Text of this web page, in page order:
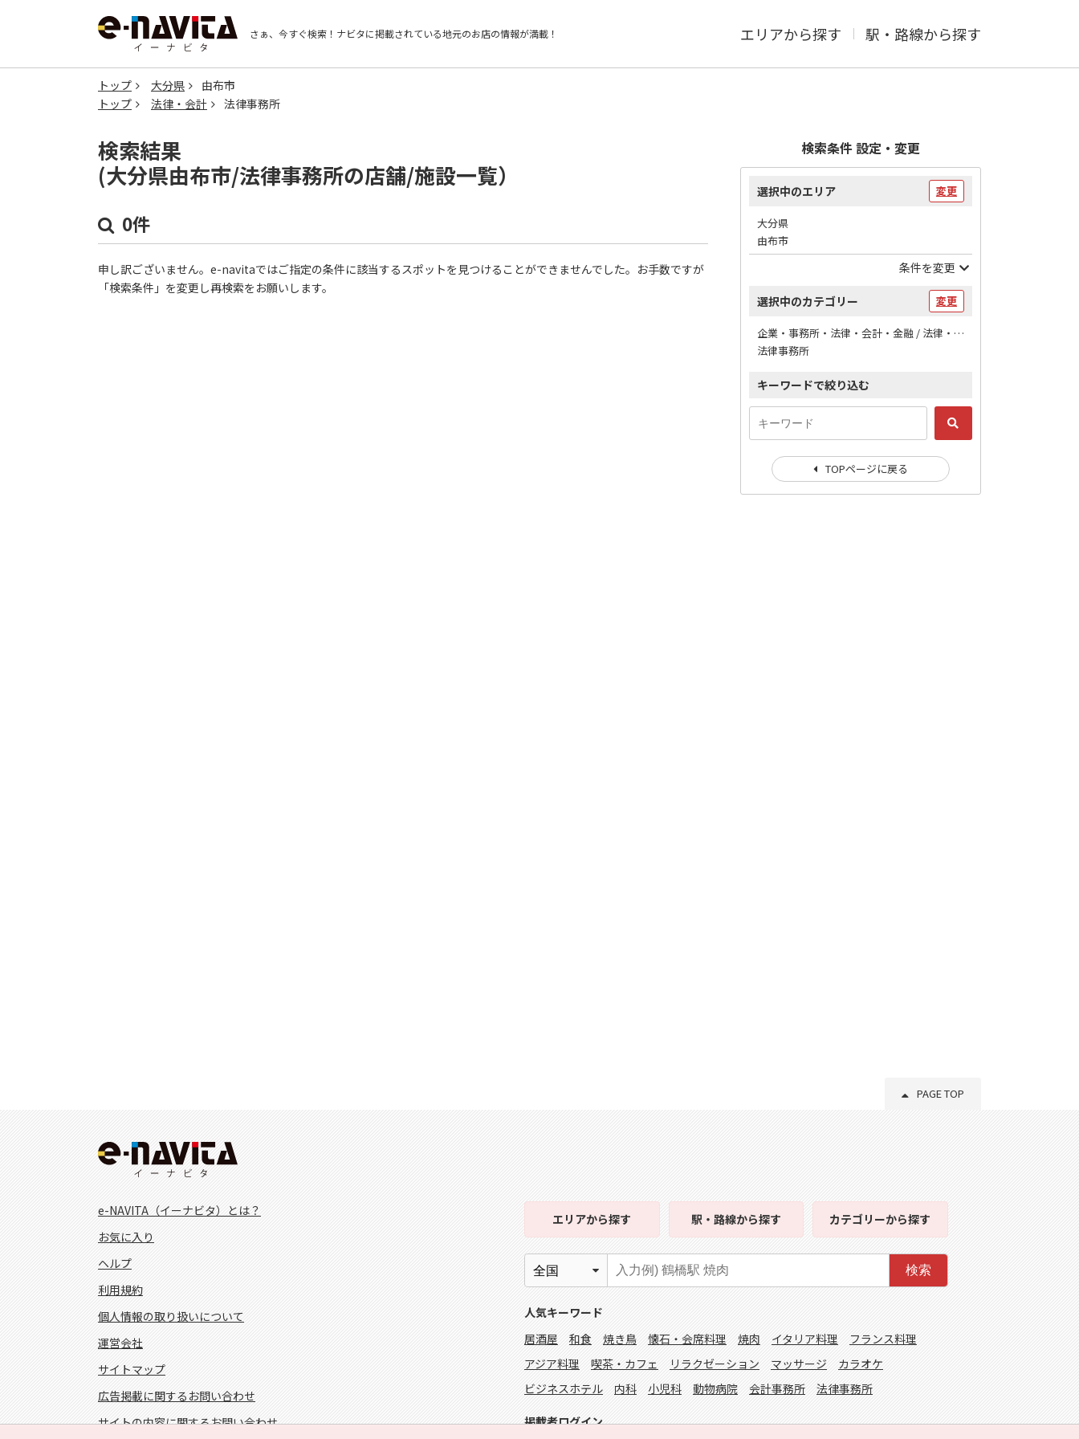
さぁ、今すぐ検索！ ナビタに掲載されている地元のお店の情報が満載！ エリアから探す 駅・路線から探す
トップ 大分県
由布市
トップ
法律・会計 法律事務所
検索結果
(大分県由布市/法律事務所の店舗/施設一覧）
0件
申し訳ございません。e-navitaではご指定の条件に該当するスポットを見つけることができませんでした。お手数ですが
「検索条件」を変更し再検索をお願いします。
検索条件 設定・変更
選択中のエリア 変更
大分県
由布市
条件を変更
選択中のカテゴリー 変更
企業・事務所・法律・会計・金融 / 法律・会計
法律事務所
キーワードで絞り込む
TOPページに戻る
PAGE TOP
e-NAVITA（イーナビタ）とは？
お気に入り
ヘルプ
利用規約
個人情報の取り扱いについて
運営会社
サイトマップ
広告掲載に関するお問い合わせ
サイトの内容に関するお問い合わせ
エリアから探す 駅・路線から探す カテゴリーから探す
検索
人気キーワード
居酒屋
和食 焼き鳥 懐石・会席料理 焼肉 イタリア料理
フランス料理
アジア料理
喫茶・カフェ リラクゼーション マッサージ
カラオケ
ビジネスホテル
内科 小児科 動物病院 会計事務所 法律事務所
掲載者ログイン